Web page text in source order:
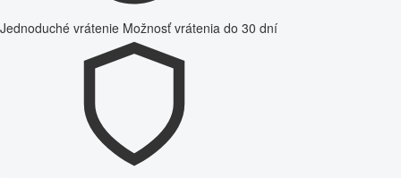
Jednoduché vrátenie Možnosť vrátenia do 30 dní